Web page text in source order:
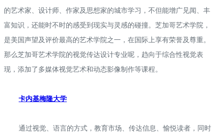
的艺术家、设计师、作家及思想家的城市学习，不但能增广见闻、丰
富知识，还能时不时的感受到现实与灵感的碰撞。芝加哥艺术学院，
是美国声望及评价最高的艺术学院之一，在国际上享有荣誉及尊重。
那么芝加哥艺术学院的视觉传达设计专业呢，趋向于综合性视觉表
现，添加了多媒体视觉艺术和动态影像制作等课程。
卡内基梅隆大学
通过视觉、语言的方式，教育市场、传达信息、愉悦读者，同时